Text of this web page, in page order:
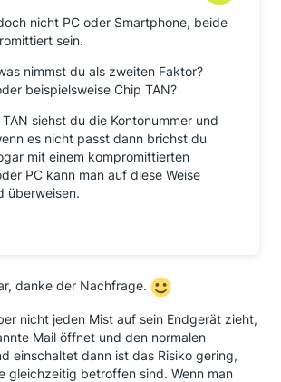
nicht PC oder Smartphone, beide
sein.
nimmst du als zweiten Faktor?
beispielsweise Chip TAN?
siehst du die Kontonummer und
es nicht passt dann brichst du
mit einem kompromittierten
PC kann man auf diese Weise
überweisen.
danke der Nachfrage.
nicht jeden Mist auf sein Endgerät zieht,
Mail öffnet und den normalen
einschaltet dann ist das Risiko gering,
gleichzeitig betroffen sind. Wenn man